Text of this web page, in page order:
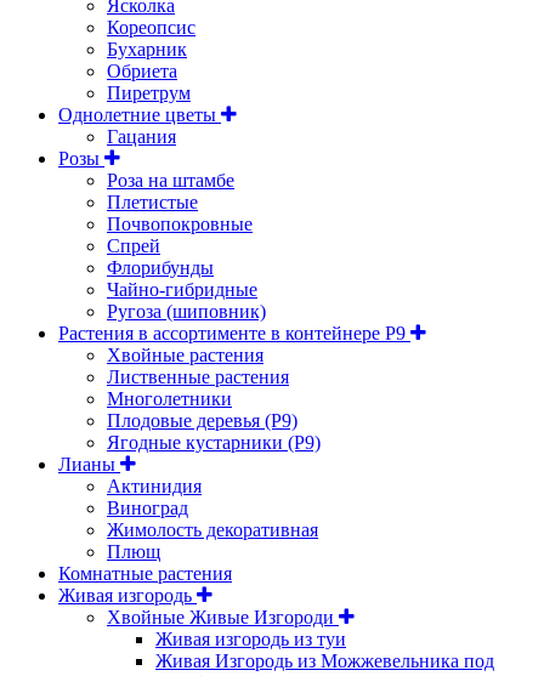
Ясколка
Кореопсис
Бухарник
Обриета
Пиретрум
Однолетние цветы
Гацания
Розы
Роза на штамбе
Плетистые
Почвопокровные
Спрей
Флорибунды
Чайно-гибридные
Ругоза (шиповник)
Растения в ассортименте в контейнере P9
Хвойные растения
Лиственные растения
Многолетники
Плодовые деревья (Р9)
Ягодные кустарники (Р9)
Лианы
Актинидия
Виноград
Жимолость декоративная
Плющ
Комнатные растения
Живая изгородь
Хвойные Живые Изгороди
Живая изгородь из туи
Живая Изгородь из Можжевельника под